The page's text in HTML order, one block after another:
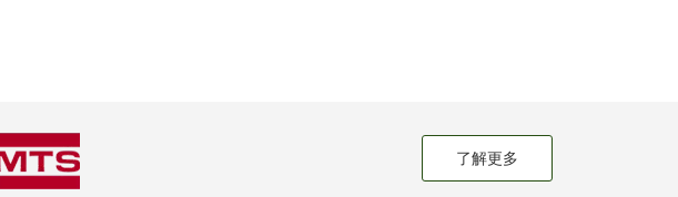
了解更多